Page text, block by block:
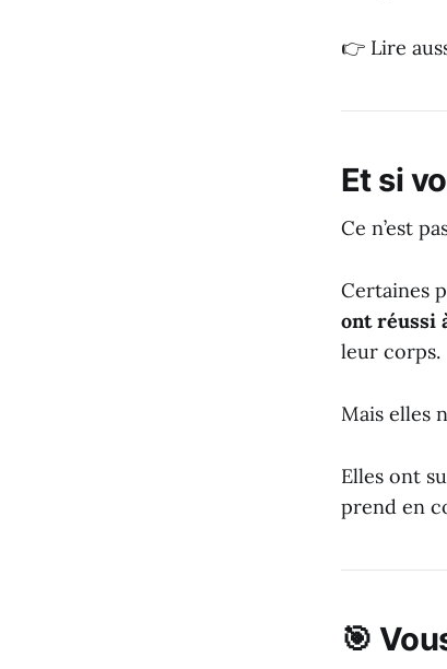
👉 Lire
Et si
Ce n’est
Certaines
ont réussi
leur corps.
Mais elles
Elles ont
prend en
🎯